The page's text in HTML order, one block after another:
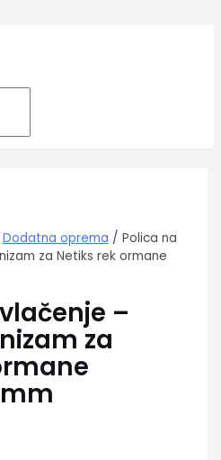
Dodatna oprema / Polica na
za Netiks rek ormane
–
za